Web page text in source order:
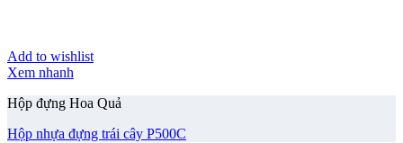
Add to wishlist
Xem nhanh
Hộp đựng Hoa Quả
Hộp nhựa đựng trái cây P500C